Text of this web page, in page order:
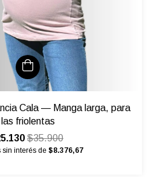
Cala — Manga larga, para
las friolentas
$35.900
sin interés de $8.376,67